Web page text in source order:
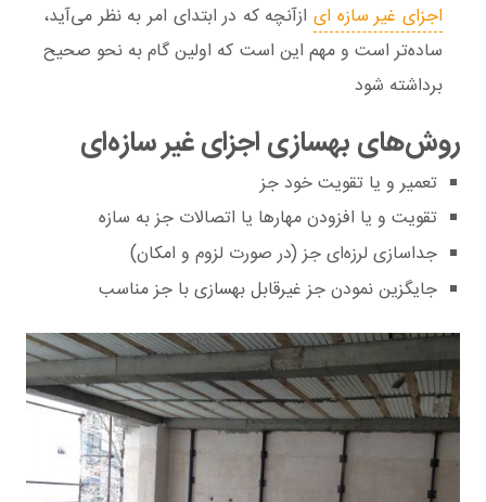
اجزای غیر سازه ایازآنچه که در ابتدای امر به نظر می‌آید،
ساده‌تر است و مهم این است که اولین گام به نحو صحیح
برداشته شود
روش‌های بهسازی اجزای غیر سازه‌ای
تعمیر و یا تقویت خود جز
تقویت و یا افزودن مهارها یا اتصالات جز به سازه
جداسازی لرزه‌ای جز (در صورت لزوم و امکان)
جایگزین نمودن جز غیرقابل بهسازی با جز مناسب